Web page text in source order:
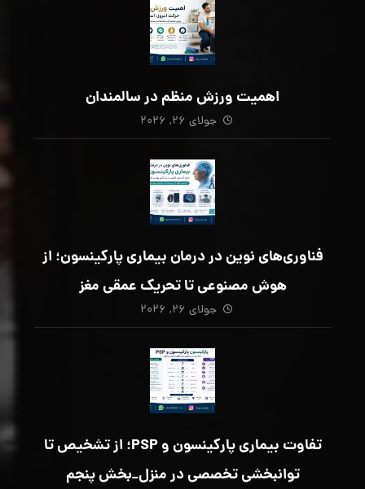
اهمیت ورزش منظم در سالمندان
جولای ۲۶, ۲۰۲۶
فناوری‌های نوین در درمان بیماری پارکینسون؛ از
هوش مصنوعی تا تحریک عمقی مغز
جولای ۲۶, ۲۰۲۶
تفاوت بیماری پارکینسون و PSP؛ از تشخیص تا
توانبخشی تخصصی در منزل_بخش پنجم